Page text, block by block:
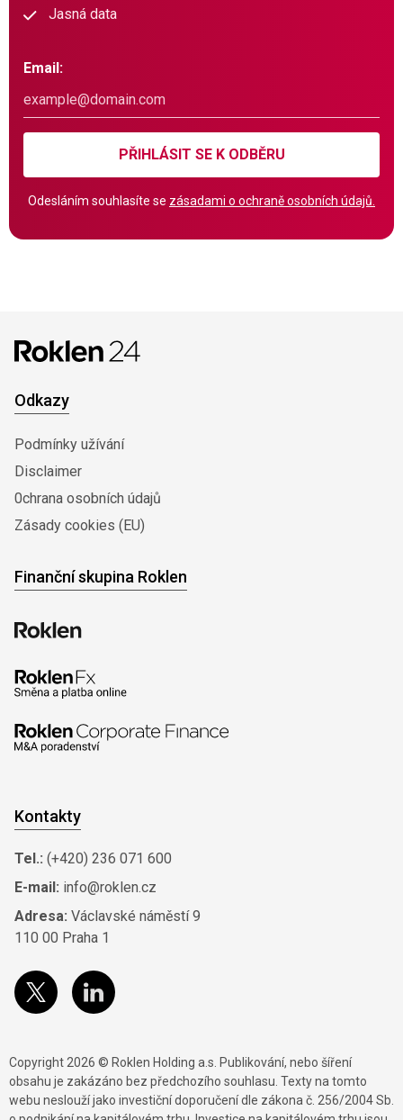
Jasná data
Email:
PŘIHLÁSIT SE K ODBĚRU
Odesláním souhlasíte se zásadami o ochraně osobních údajů.
Odkazy
Podmínky užívání
Disclaimer
0chrana osobních údajů
Zásady cookies (EU)
Finanční skupina Roklen
Kontakty
Tel.: (+420) 236 071 600
E-mail: info@roklen.cz
Adresa: Václavské náměstí 9
110 00 Praha 1
Copyright 2026 © Roklen Holding a.s. Publikování, nebo šíření
obsahu je zakázáno bez předchozího souhlasu. Texty na tomto
webu neslouží jako investiční doporučení dle zákona č. 256/2004 Sb.